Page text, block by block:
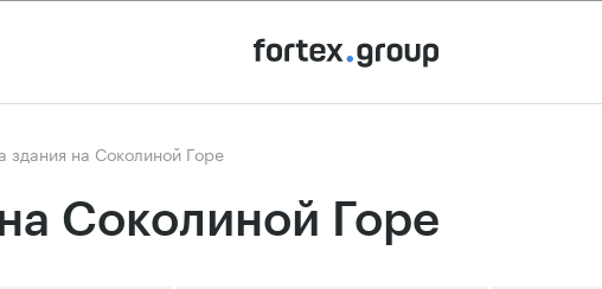
здания на Соколиной Горе
Соколиной Горе